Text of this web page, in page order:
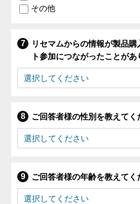
その他
リセマムからの情報が製品
ト参加につながったことがあ
ご回答者様の性別を教えてく
ご回答者様の年齢を教えてく